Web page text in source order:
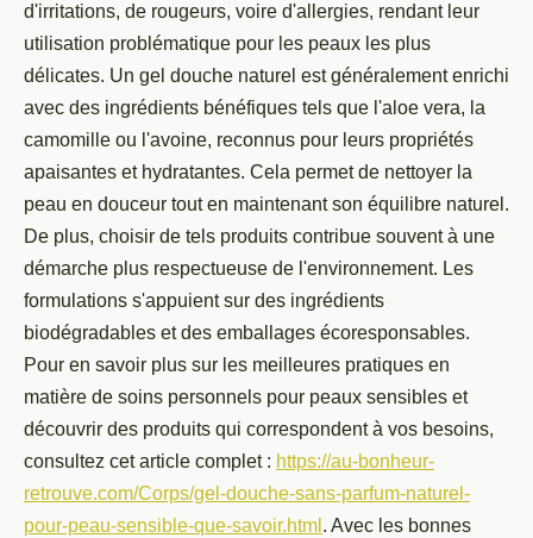
d'irritations, de rougeurs, voire d'allergies, rendant leur
utilisation problématique pour les peaux les plus
délicates. Un gel douche naturel est généralement enrichi
avec des ingrédients bénéfiques tels que l'aloe vera, la
camomille ou l'avoine, reconnus pour leurs propriétés
apaisantes et hydratantes. Cela permet de nettoyer la
peau en douceur tout en maintenant son équilibre naturel.
De plus, choisir de tels produits contribue souvent à une
démarche plus respectueuse de l'environnement. Les
formulations s'appuient sur des ingrédients
biodégradables et des emballages écoresponsables.
Pour en savoir plus sur les meilleures pratiques en
matière de soins personnels pour peaux sensibles et
découvrir des produits qui correspondent à vos besoins,
consultez cet article complet : https://au-bonheur-
retrouve.com/Corps/gel-douche-sans-parfum-naturel-
pour-peau-sensible-que-savoir.html . Avec les bonnes